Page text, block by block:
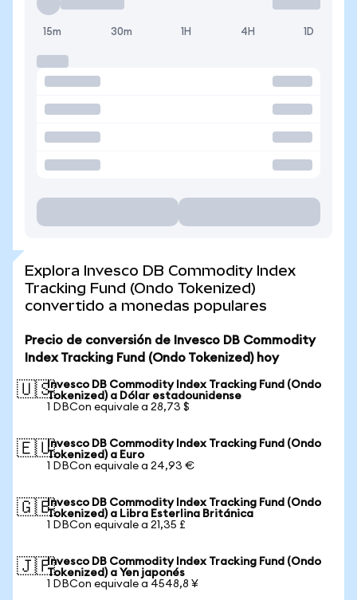
15m 30m 1H 4H 1D
Explora Invesco DB Commodity Index
Tracking Fund (Ondo Tokenized)
convertido a monedas populares
Precio de conversión de Invesco DB Commodity
Index Tracking Fund (Ondo Tokenized) hoy
🇺🇸Invesco DB Commodity Index Tracking Fund (Ondo
Tokenized) a Dólar estadounidense
1 DBCon equivale a 28,73 $
🇪🇺Invesco DB Commodity Index Tracking Fund (Ondo
Tokenized) a Euro
1 DBCon equivale a 24,93 €
🇬🇧Invesco DB Commodity Index Tracking Fund (Ondo
Tokenized) a Libra Esterlina Británica
1 DBCon equivale a 21,35 £
🇯🇵Invesco DB Commodity Index Tracking Fund (Ondo
Tokenized) a Yen japonés
1 DBCon equivale a 4548,8 ¥